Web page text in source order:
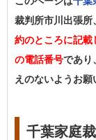
裁判所市川出張所
約のところに記載
の電話番号であり
えのないようお願
千葉家庭